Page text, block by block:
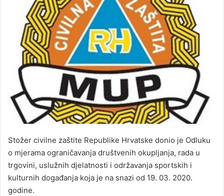
Stožer civilne zaštite Republike Hrvatske donio je Odluku
o mjerama ograničavanja društvenih okupljanja, rada u
trgovini, uslužnih djelatnosti i održavanja sportskih i
kulturnih događanja koja je na snazi od 19. 03. 2020.
godine.